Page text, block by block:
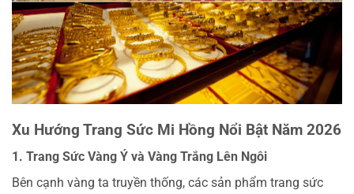
Xu Hướng Trang Sức Mi Hồng Nổi Bật Năm 2026
1. Trang Sức Vàng Ý và Vàng Trắng Lên Ngôi
Bên cạnh vàng ta truyền thống, các sản phẩm trang sức